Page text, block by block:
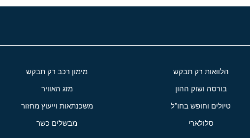
הלוואות רק תבקש מימון רכב רק תבקש
בורסה ושוק ההון מזג האוויר
טיולים וחופש בחו"ל משכנתאות וייעוץ מחזור
סלולארי מבשלים כשר